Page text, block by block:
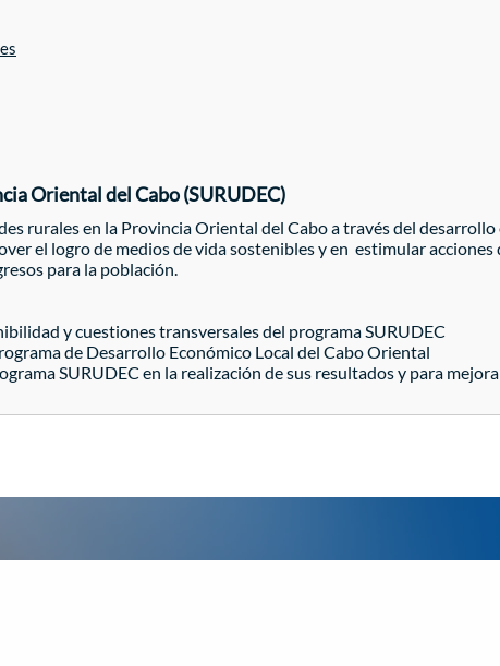
Oriental del Cabo (SURUDEC)
rurales en la Provincia Oriental del Cabo a través del
el logro de medios de vida sostenibles y en estimular acciones
para la población.
y cuestiones transversales del programa SURUDEC
de Desarrollo Económico Local del Cabo Oriental
SURUDEC en la realización de sus resultados y para